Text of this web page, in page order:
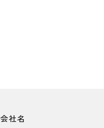
会社名